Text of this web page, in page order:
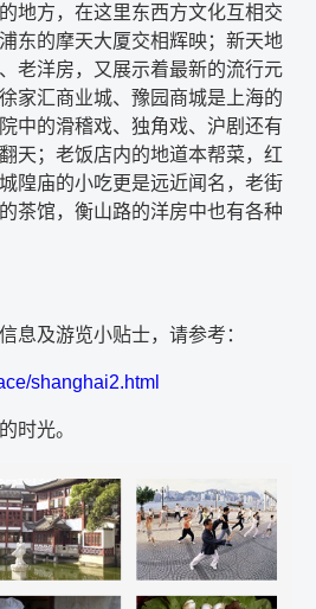
地方，在这里东西方文化互相交
东的摩天大厦交相辉映；新天地
老洋房，又展示着最新的流行元
家汇商业城、豫园商城是上海的
中的滑稽戏、独角戏、沪剧还有
天；老饭店内的地道本帮菜，红
隍庙的小吃更是远近闻名，老街
茶馆，衡山路的洋房中也有各种
息及游览小贴士，请参考：
shanghai2.html
时光。